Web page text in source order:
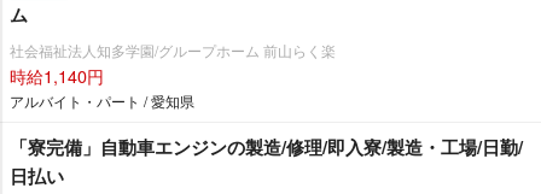
ム
社会福祉法人知多学園/グループホーム 前山らく楽
時給1,140円
アルバイト・パート / 愛知県
「寮完備」自動車エンジンの製造/修理/即入寮/製造・工場/日勤/
日払い